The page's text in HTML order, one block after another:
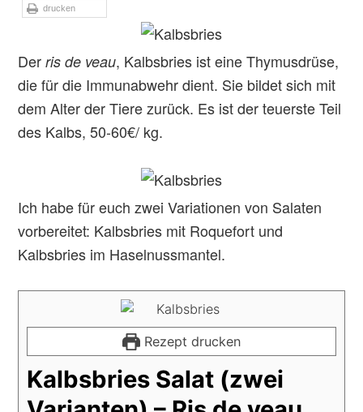
drucken
Derris de veau, Kalbsbries ist eine Thymusdrüse,
die für die Immunabwehr dient. Sie bildet sich mit
dem Alter der Tiere zurück. Es ist der teuerste Teil
des Kalbs, 50-60€/ kg.
Ich habe für euch zwei Variationen von Salaten
vorbereitet: Kalbsbries mit Roquefort und
Kalbsbries im Haselnussmantel.
Rezept drucken
Kalbsbries Salat (zwei